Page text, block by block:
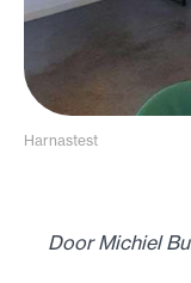
Harnastest
Door Michiel